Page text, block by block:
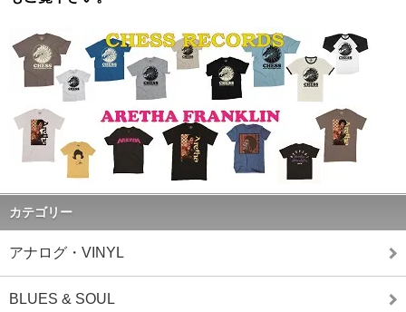
カテゴリー
アナログ・VINYL
BLUES & SOUL